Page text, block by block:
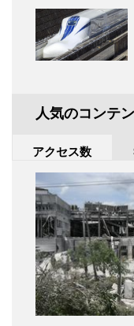
人気のコンテ
アクセス数